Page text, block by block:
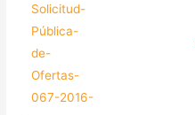
Solicitud-
Pública-
de-
Ofertas-
067-2016-